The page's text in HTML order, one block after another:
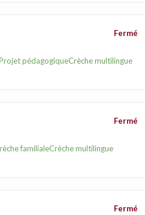
pédagogiqueCrèche multilingue
Fermé
familialeCrèche multilingue
Fermé
Fermé